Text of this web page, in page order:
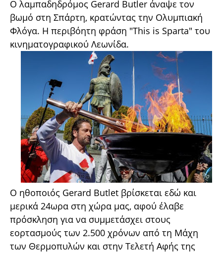
Ο λαμπαδηδρόμος Gerard Butler άναψε τον
βωμό στη Σπάρτη, κρατώντας την Ολυμπιακή
Φλόγα. Η περιβόητη φράση "This is Sparta" του
κινηματογραφικού Λεωνίδα.
Ο ηθοποιός Gerard Butlet βρίσκεται εδώ και
μερικά 24ωρα στη χώρα μας, αφού έλαβε
πρόσκληση για να συμμετάσχει στους
εορτασμούς των 2.500 χρόνων από τη Μάχη
των Θερμοπυλών και στην Τελετή Αφής της